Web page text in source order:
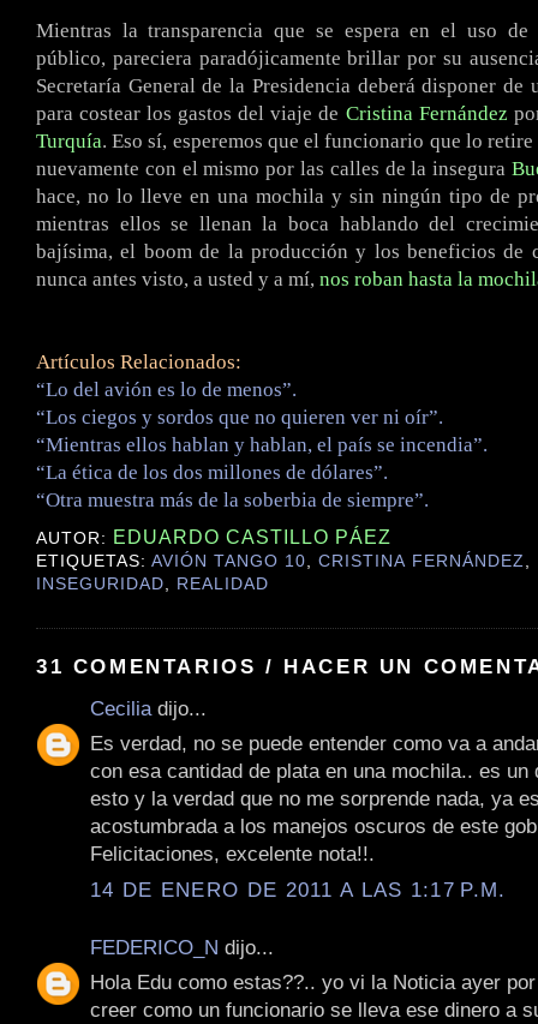
Mientras la transparencia que se espera en el uso de
público, pareciera paradójicamente brillar por su
Secretaría General de la Presidencia deberá disponer de
para costear los gastos del viaje de Cristina Fernández
Turquía. Eso sí, esperemos que el funcionario que lo retire
nuevamente con el mismo por las calles de la insegura
hace, no lo lleve en una mochila y sin ningún tipo de
mientras ellos se llenan la boca hablando del
bajísima, el boom de la producción y los beneficios de
nunca antes visto, a usted y a mí, nos roban hasta la
Artículos Relacionados:
“Lo del avión es lo de menos”.
“Los ciegos y sordos que no quieren ver ni oír”.
“Mientras ellos hablan y hablan, el país se incendia”.
“La ética de los dos millones de dólares”.
“Otra muestra más de la soberbia de siempre”.
AUTOR: EDUARDO CASTILLO PÁEZ
ETIQUETAS:AVIÓN TANGO 10,CRISTINA FERNÁNDEZ,
INSEGURIDAD, REALIDAD
31 COMENTARIOS / HACER UN
Cecilia dijo...
Es verdad, no se puede entender como va a
con esa cantidad de plata en una mochila.. es un
esto y la verdad que no me sorprende nada, ya
acostumbrada a los manejos oscuros de este
Felicitaciones, excelente nota!!.
14 DE ENERO DE 2011 A LAS 1:17 P.M.
FEDERICO_N dijo...
Hola Edu como estas??.. yo vi la Noticia ayer
creer como un funcionario se lleva ese dinero a